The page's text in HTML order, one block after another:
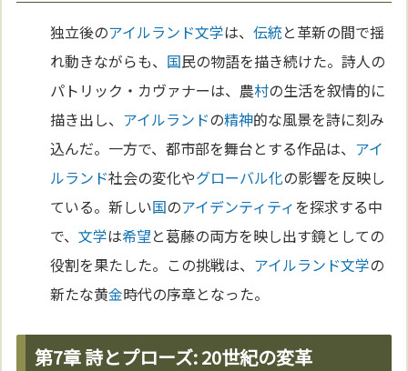
独立後のアイルランド文学は、伝統と革新の間で揺
れ動きながらも、 国民の物語を描き続けた。詩人の
パトリック・カヴァナーは、農村の生活を叙情的に
描き出し、 アイルランドの精神的な風景を詩に刻み
込んだ。一方で、都市部を舞台とする作品は、 アイ
ルランド社会の変化やグローバル化の影響を反映し
ている。新しい国のアイデンティティを探求する中
で、文学は希望と葛藤の両方を映し出す鏡としての
役割を果たした。この挑戦は、 アイルランド文学の
新たな黄金時代の序章となった。
第7章 詩とプローズ: 20世紀の変革